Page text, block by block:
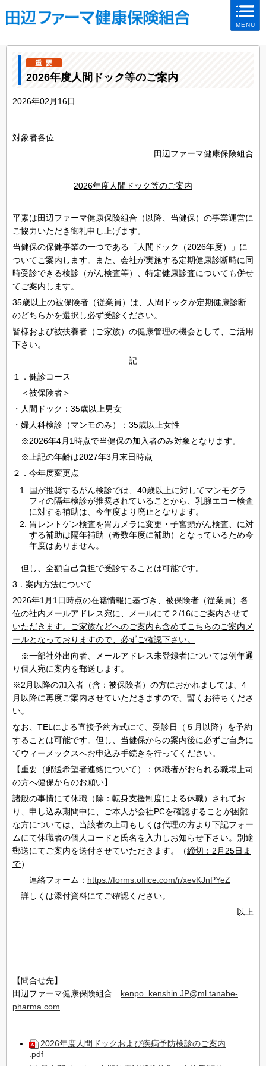
MENU
2026年度人間ドック等のご案内
2026年02月16日
対象者各位
田辺ファーマ健康保険組合
2026年度人間ドック等のご案内
平素は田辺ファーマ健康保険組合（以降、当健保）の事業運営に
ご協力いただき御礼申し上げます。
当健保の保健事業の一つである「人間ドック（2026年度）」に
ついてご案内します。また、会社が実施する定期健康診断時に同
時受診できる検診（がん検査等）、特定健康診査についても併せ
てご案内します。
35歳以上の被保険者（従業員）は、人間ドックか定期健康診断
のどちらかを選択し必ず受診ください。
皆様および被扶養者（ご家族）の健康管理の機会として、ご活用
下さい。
記
１．健診コース
＜被保険者＞
・人間ドック：35歳以上男女
・婦人科検診（マンモのみ）：35歳以上女性
※2026年4月1時点で当健保の加入者のみ対象となります。
※上記の年齢は2027年3月末日時点
２．今年度変更点
国が推奨するがん検診では、40歳以上に対してマンモグラ
フィの隔年検診が推奨されていることから、乳腺エコー検査
に対する補助は、今年度より廃止となります。
胃レントゲン検査を胃カメラに変更・子宮頸がん検査、に対
する補助は隔年補助（奇数年度に補助）となっているため今
年度はありません。
但し、全額自己負担で受診することは可能です。
3 ．案内方法について
2026年1月1日時点の在籍情報に基づき
、被保険者（従業員）各
位の社内メールアドレス宛に、メールにて ２/16にご案内させて
いただきます。ご家族などへのご案内も含めてこちらのご案内メ
ールとなっておりますので、必ずご確認下さい。
※一部社外出向者、メールアドレス未登録者については例年通
り個人宛に案内を郵送します。
※2月以降の加入者（含：被保険者）の方におかれましては、4
月以降に再度ご案内させていただきますので、暫くお待ちくださ
い。
なお、TELによる直接予約方式にて、受診日（５月以降）を予約
することは可能です。但し、当健保からの案内後に必ずご自身に
てウィーメックスへお申込み手続きを行ってください。
【重要（郵送希望者連絡について）：休職者がおられる職場上司
の方へ健保からのお願い】
諸般の事情にて休職（除：転身支援制度による休職）されてお
り、申し込み期間中に、ご本人が会社PCを確認することが困難
な方については、当該者の上司もしくは代理の方より下記フォー
ムにて休職者の個人コードと氏名を入力しお知らせ下さい。別途
郵送にてご案内を送付させていただきます。（締切：2月25日ま
で）
連絡フォーム： https://forms.office.com/r/xevKJnPYeZ
詳しくは添付資料にてご確認ください。
以上
【問合せ先】
田辺ファーマ健康保険組合 kenpo_kenshin.JP@ml.tanabe-
pharma.com
2026年度人間ドックおよび疾病予防検診のご案内
.pdf